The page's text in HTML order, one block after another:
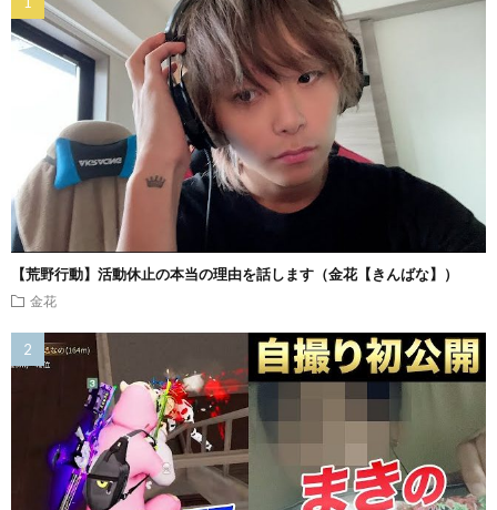
【荒野行動】活動休止の本当の理由を話します（金花【きんばな】）
金花